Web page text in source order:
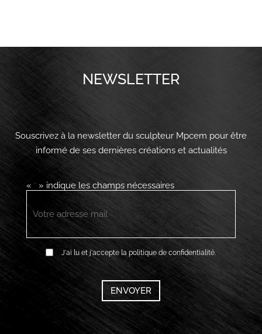
NEWSLETTER
Souscrivez à la newsletter du sculpteur Mpcem pour être
informé de ses dernières créations et actualités
« *» indique les champs nécessaires
E-
RGPD J'ai lu et j'accepte la politique de confidentialité.
CAPTCHA